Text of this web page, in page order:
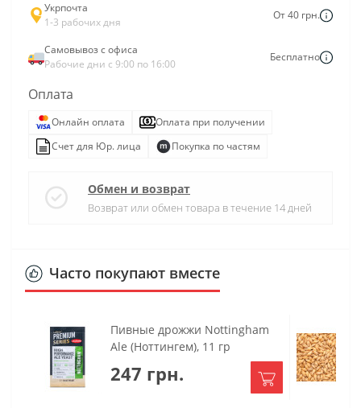
Укрпочта
1-3 рабочих дня
От 40 грн.
Самовывоз с офиса
Рабочие дни с 9:00 по 16:00
Бесплатно
Оплата
Онлайн оплата
Оплата при получении
Счет для Юр. лица
Покупка по частям
Обмен и возврат
Возврат или обмен товара в течение 14 дней
Часто покупают вместе
Пивные дрожжи Nottingham
Ale (Ноттингем), 11 гр
247 грн.